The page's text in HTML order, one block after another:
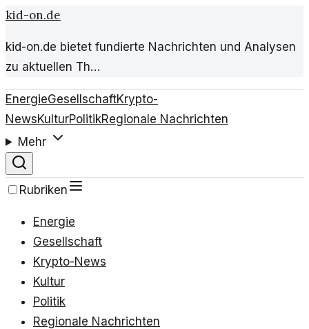
kid-on.de
kid-on.de bietet fundierte Nachrichten und Analysen
zu aktuellen Th…
EnergieGesellschaftKrypto-
NewsKulturPolitikRegionale Nachrichten
Mehr
Rubriken
Energie
Gesellschaft
Krypto-News
Kultur
Politik
Regionale Nachrichten